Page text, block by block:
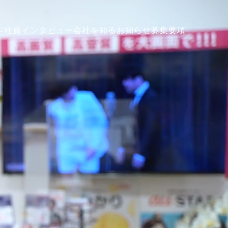
社員インタビュー会社を知るお知らせ募集要項